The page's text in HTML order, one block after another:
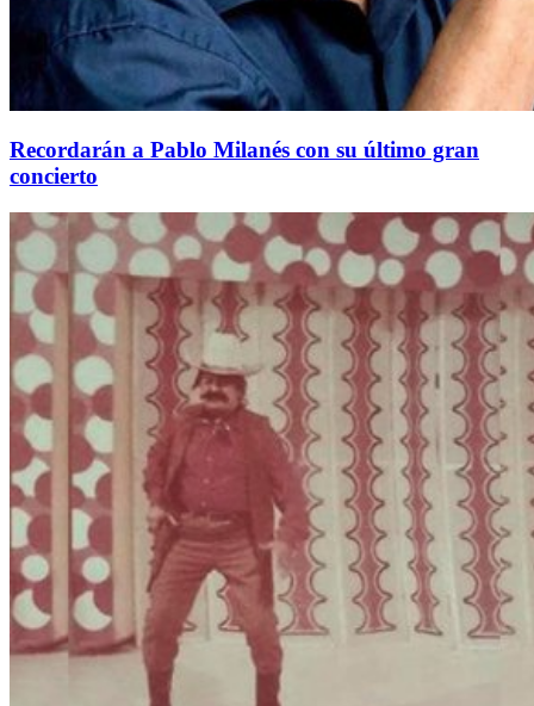
Recordarán a Pablo Milanés con su último gran
concierto